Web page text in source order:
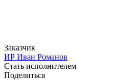
Заказчик
ИР Иван Романов
Стать исполнителем
Поделиться